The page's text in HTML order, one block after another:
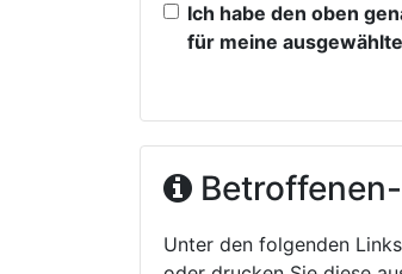
Ich habe den oben
für meine
Unter den folgenden